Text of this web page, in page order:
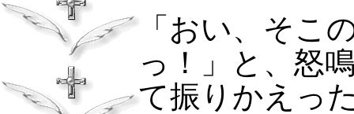
「おい、そこ
っ！」と、怒
て振りかえっ